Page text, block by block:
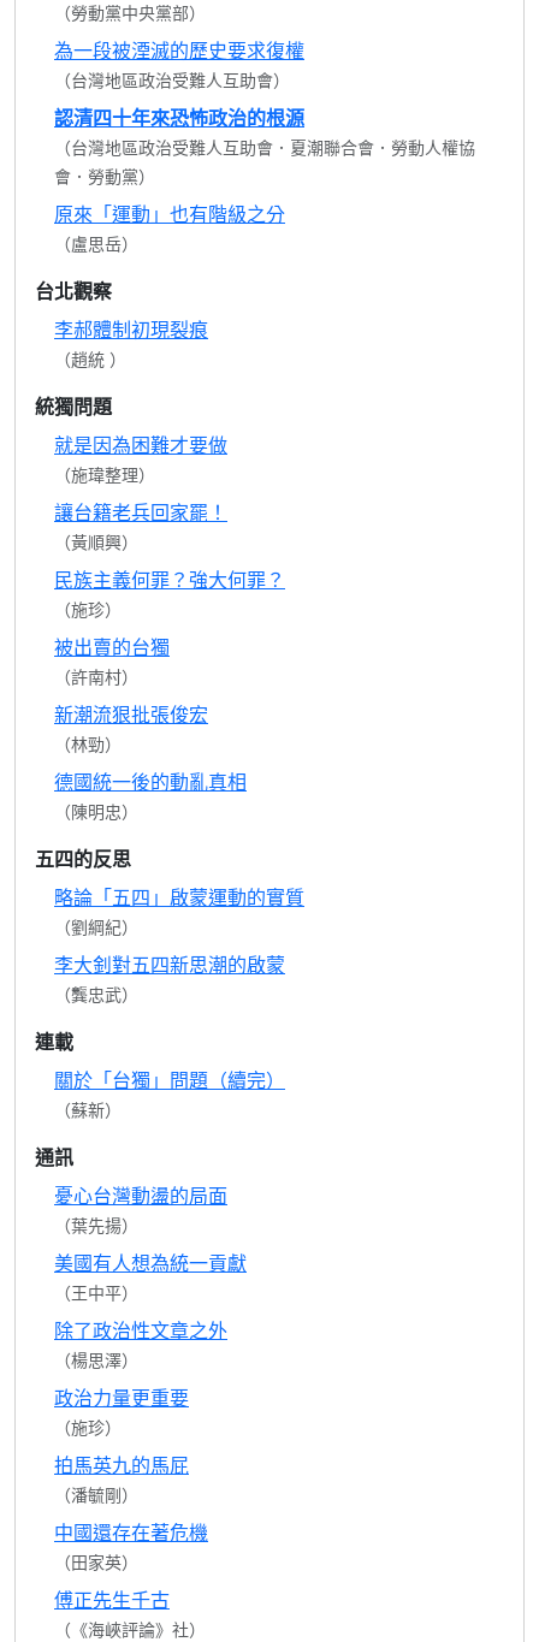
（勞動黨中央黨部）
為一段被湮滅的歷史要求復權
（台灣地區政治受難人互助會）
認清四十年來恐怖政治的根源
（台灣地區政治受難人互助會．夏潮聯合會．勞動人權協
會．勞動黨）
原來「運動」也有階級之分
（盧思岳）
台北觀察
李郝體制初現裂痕
（趙統 ）
統獨問題
就是因為困難才要做
（施瑋整理）
讓台籍老兵回家罷！
（黃順興）
民族主義何罪？強大何罪？
（施珍）
被出賣的台獨
（許南村）
新潮流狠批張俊宏
（林勁）
德國統一後的動亂真相
（陳明忠）
五四的反思
略論「五四」啟蒙運動的實質
（劉綱紀）
李大釗對五四新思潮的啟蒙
（龔忠武）
連載
關於「台獨」問題（續完）
（蘇新）
通訊
憂心台灣動盪的局面
（葉先揚）
美國有人想為統一貢獻
（王中平）
除了政治性文章之外
（楊思澤）
政治力量更重要
（施珍）
拍馬英九的馬屁
（潘毓剛）
中國還存在著危機
（田家英）
傅正先生千古
（《海峽評論》社）